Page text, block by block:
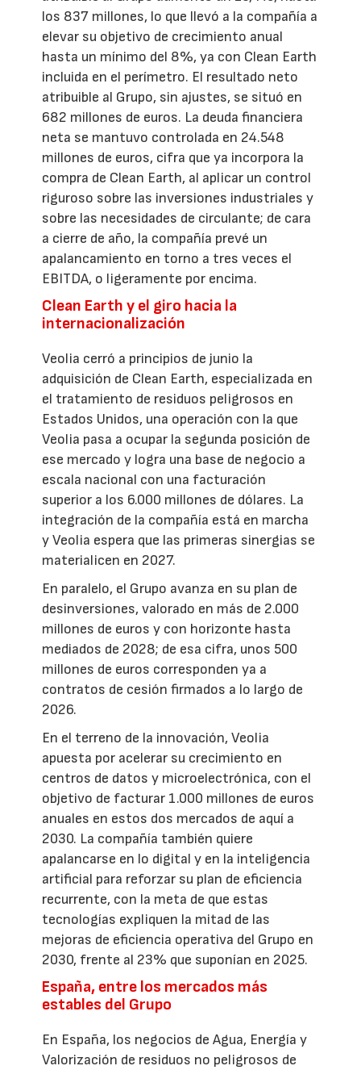
los 837 millones, lo que llevó a la compañía a
elevar su objetivo de crecimiento anual
hasta un mínimo del 8%, ya con Clean Earth
incluida en el perímetro. El resultado neto
atribuible al Grupo, sin ajustes, se situó en
682 millones de euros. La deuda financiera
neta se mantuvo controlada en 24.548
millones de euros, cifra que ya incorpora la
compra de Clean Earth, al aplicar un control
riguroso sobre las inversiones industriales y
sobre las necesidades de circulante; de cara
a cierre de año, la compañía prevé un
apalancamiento en torno a tres veces el
EBITDA, o ligeramente por encima.
Clean Earth y el giro hacia la
internacionalización
Veolia cerró a principios de junio la
adquisición de Clean Earth, especializada en
el tratamiento de residuos peligrosos en
Estados Unidos, una operación con la que
Veolia pasa a ocupar la segunda posición de
ese mercado y logra una base de negocio a
escala nacional con una facturación
superior a los 6.000 millones de dólares. La
integración de la compañía está en marcha
y Veolia espera que las primeras sinergias se
materialicen en 2027.
En paralelo, el Grupo avanza en su plan de
desinversiones, valorado en más de 2.000
millones de euros y con horizonte hasta
mediados de 2028; de esa cifra, unos 500
millones de euros corresponden ya a
contratos de cesión firmados a lo largo de
2026.
En el terreno de la innovación, Veolia
apuesta por acelerar su crecimiento en
centros de datos y microelectrónica, con el
objetivo de facturar 1.000 millones de euros
anuales en estos dos mercados de aquí a
2030. La compañía también quiere
apalancarse en lo digital y en la inteligencia
artificial para reforzar su plan de eficiencia
recurrente, con la meta de que estas
tecnologías expliquen la mitad de las
mejoras de eficiencia operativa del Grupo en
2030, frente al 23% que suponían en 2025.
España, entre los mercados más
estables del Grupo
En España, los negocios de Agua, Energía y
Valorización de residuos no peligrosos de